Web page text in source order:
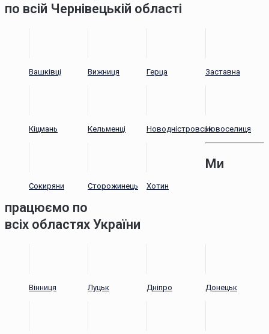
по всій Чернівецькій області
Вашківці Вижниця Герца Заставна
Кіцмань Кельменці НоводністровськНовоселиця
Сокиряни Сторожинець Хотин
Ми
працюємо по
всіх областях України
Вінниця Луцьк Дніпро Донецьк